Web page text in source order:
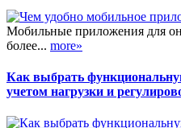
Мобильные приложения для
более... more»
Как выбрать
учетом нагрузки и